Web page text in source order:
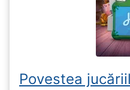
Povestea